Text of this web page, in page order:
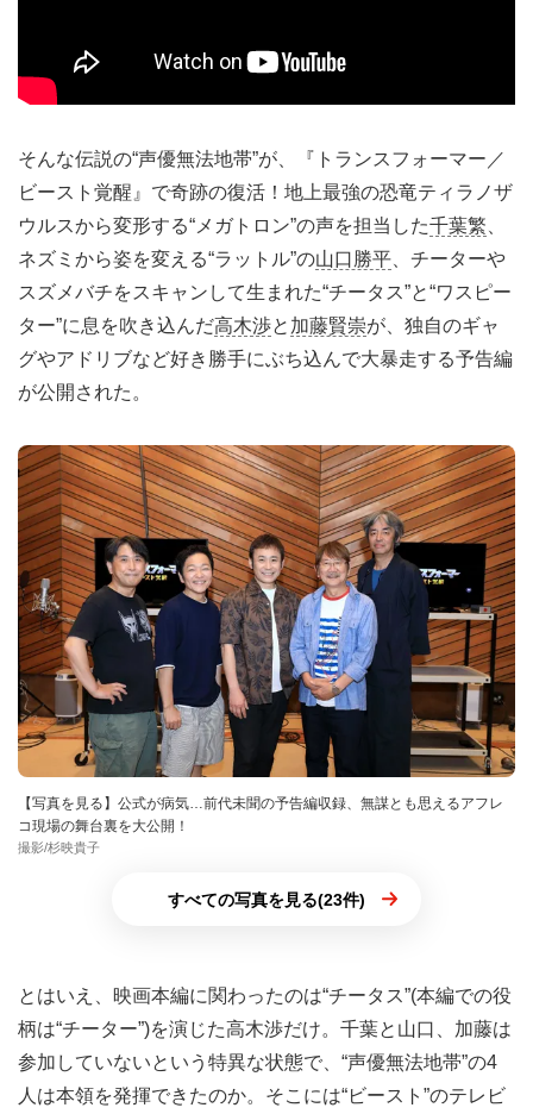
そんな伝説の“声優無法地帯”が、『トランスフォーマー／
ビースト覚醒』で奇跡の復活！地上最強の恐竜ティラノザ
ウルスから変形する“メガトロン”の声を担当した千葉繁
ネズミから姿を変える“ラットル”の山口勝平 、チーターや
スズメバチをスキャンして生まれた“チータス”と“ワスピー
ター”に息を吹き込んだ高木渉と 加藤賢崇が、独自のギャ
グやアドリブなど好き勝手にぶち込んで大暴走する予告編
が公開された。
【写真を見る】公式が病気…前代未聞の予告編収録、無謀とも思えるアフレ
コ現場の舞台裏を大公開！
撮影/杉映貴子
すべての写真を見る(23件)
とはいえ、映画本編に関わったのは“チータス”(本編での役
柄は“チーター”)を演じた高木渉だけ。千葉と山口、加藤は
参加していないという特異な状態で、“声優無法地帯”の4
人は本領を発揮できたのか。そこには“ビースト”のテレビ